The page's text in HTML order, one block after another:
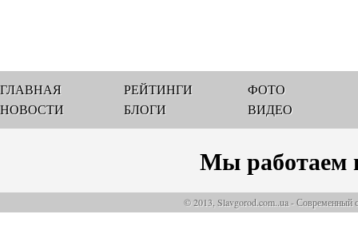
ГЛАВНАЯ
НОВОСТИ
РЕЙТИНГИ
БЛОГИ
ФОТО
ВИДЕО
Мы работаем
© 2013, Slavgorod.com..ua - Современный